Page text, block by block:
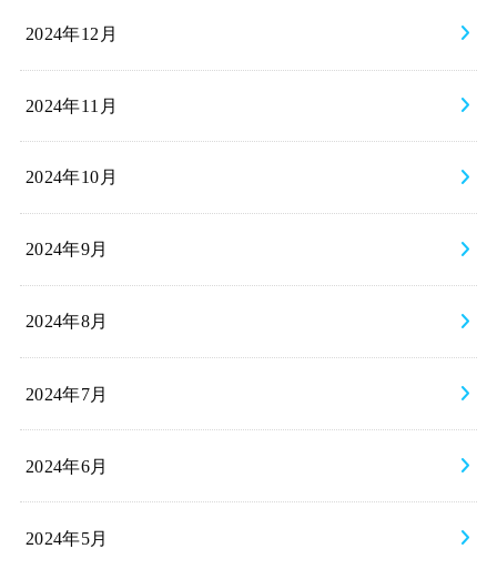
2024年12月
2024年11月
2024年10月
2024年9月
2024年8月
2024年7月
2024年6月
2024年5月